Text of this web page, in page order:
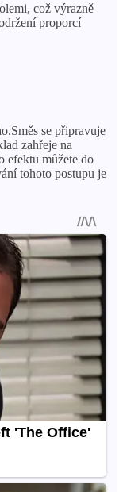
což výrazně
proporcí
se připravuje
zahřeje na
efektu můžete do
tohoto postupu je